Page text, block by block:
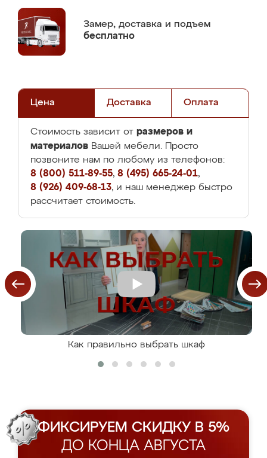
Замер, доставка и подъем
бесплатно
Цена Доставка Оплата
Стоимость зависит от размеров и
материалов Вашей мебели. Просто
позвоните нам по любому из телефонов:
8 (800) 511-89-55, 8 (495) 665-24-01,
8 (926) 409-68-13, и наш менеджер быстро
рассчитает стоимость.
Как правильно выбрать шкаф
ФИКСИРУЕМ СКИДКУ В 5%
ДО КОНЦА АВГУСТА